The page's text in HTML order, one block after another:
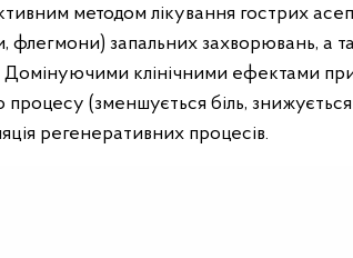
методом лікування гострих
флегмони) запальних захворювань, а
Домінуючими клінічними ефектами
(зменшується біль,
регенеративних процесів.